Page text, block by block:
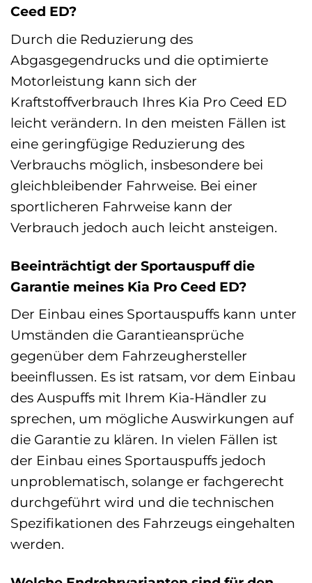
Ceed ED?
Durch die Reduzierung des
Abgasgegendrucks und die optimierte
Motorleistung kann sich der
Kraftstoffverbrauch Ihres Kia Pro Ceed ED
leicht verändern. In den meisten Fällen ist
eine geringfügige Reduzierung des
Verbrauchs möglich, insbesondere bei
gleichbleibender Fahrweise. Bei einer
sportlicheren Fahrweise kann der
Verbrauch jedoch auch leicht ansteigen.
Beeinträchtigt der Sportauspuff die
Garantie meines Kia Pro Ceed ED?
Der Einbau eines Sportauspuffs kann unter
Umständen die Garantieansprüche
gegenüber dem Fahrzeughersteller
beeinflussen. Es ist ratsam, vor dem Einbau
des Auspuffs mit Ihrem Kia-Händler zu
sprechen, um mögliche Auswirkungen auf
die Garantie zu klären. In vielen Fällen ist
der Einbau eines Sportauspuffs jedoch
unproblematisch, solange er fachgerecht
durchgeführt wird und die technischen
Spezifikationen des Fahrzeugs eingehalten
werden.